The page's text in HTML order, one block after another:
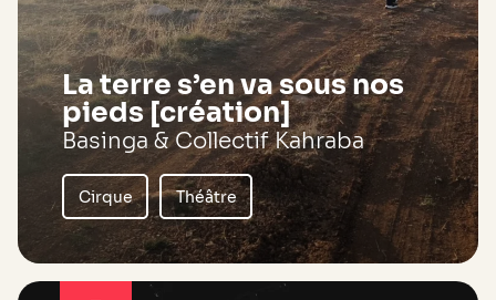
La terre s’en va sous nos
pieds [création]
Basinga & Collectif Kahraba
Cirque Théâtre